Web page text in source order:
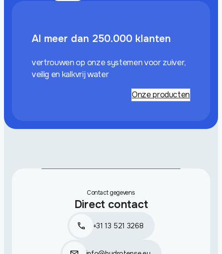
Al meer dan 250.000 klanten
vertrouwen op onze systemen voor zuiver,
veilig en kalkvrij water
Onze producten
Contact gegevens
Direct contact
+31 13 521 3268